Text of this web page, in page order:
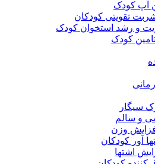
آپ کودک
تقویتی کودکان
و رشد استخوان کودک
کودک
سیگار
و سالم
وزن
آور کودکان
اشتها